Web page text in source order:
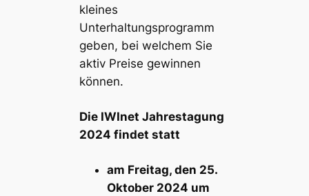
kleines
Unterhaltungsprogramm
geben, bei welchem Sie
aktiv Preise gewinnen
können.
Die IWInet Jahrestagung
2024 findet statt
am Freitag, den 25.
Oktober 2024 um